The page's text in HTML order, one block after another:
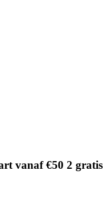
vanaf €50 2 gratis